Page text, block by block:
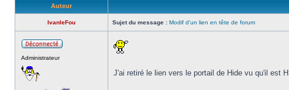
Auteur
IvanleFou Sujet du message : Modif d'un lien en tête de forum
Administrateur
J'ai retiré le lien vers le portail de Hide vu qu'il est